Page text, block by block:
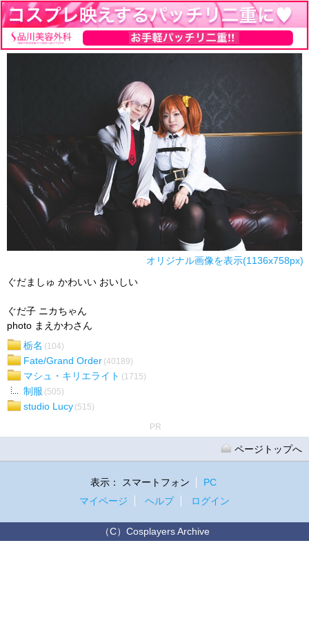
オリジナル画像を表示(1136x758px)
ぐだましゅ かわいい おいしい
ぐだ子 ニカちゃん
photo まえかわさん
栃名 (104)
Fate/Grand Order (40189)
マシュ・キリエライト (1715)
制服 (505)
studio Lucy (515)
PR
ページトップへ
表示： スマートフォン
PC
マイページ
ヘルプ ログイン
（C）Cosplayers Archive